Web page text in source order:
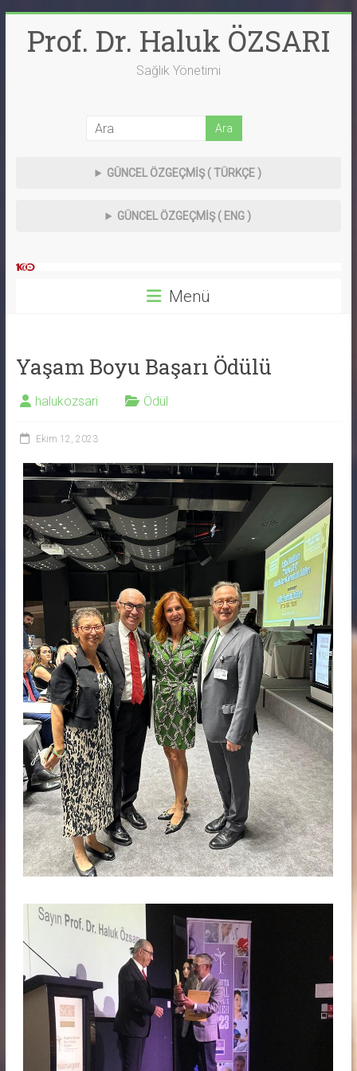
content
Prof. Dr. Haluk ÖZSARI
Sağlık Yönetimi
GÜNCEL ÖZGEÇMİŞ ( TÜRKÇE )
GÜNCEL ÖZGEÇMİŞ ( ENG )
Menü
Yaşam Boyu Başarı Ödülü
halukozsari Ödül
Ekim 12, 2023